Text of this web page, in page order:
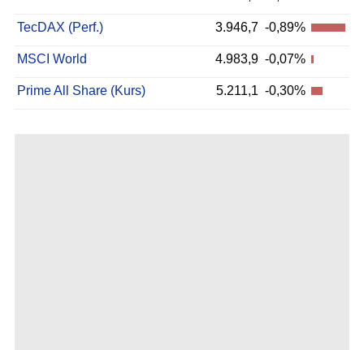
TecDAX (Perf.) 3.946,7 -0,89%
MSCI World 4.983,9 -0,07%
Prime All Share (Kurs) 5.211,1 -0,30%